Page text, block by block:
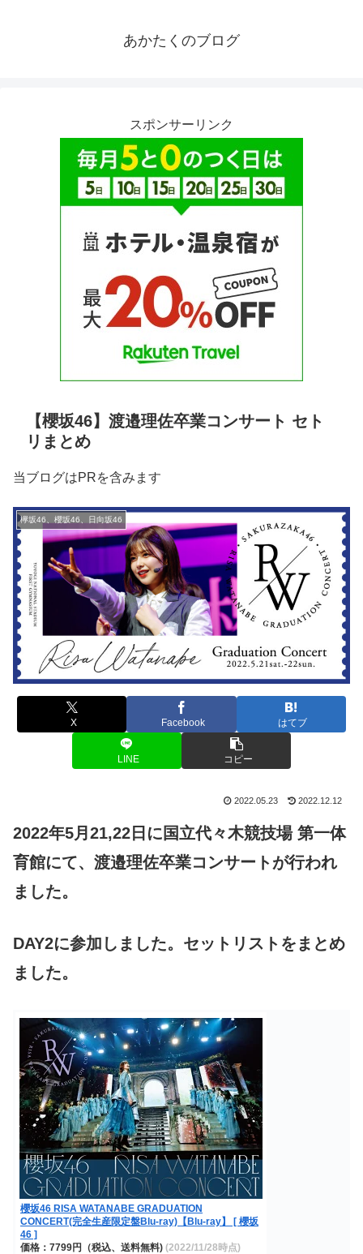
あかたくのブログ
スポンサーリンク
【櫻坂46】渡邉理佐卒業コンサート セト
リまとめ
当ブログはPRを含みます
欅坂46、櫻坂46、日向坂46
X Facebook はてブ
LINE コピー
2022.05.23 2022.12.12
2022年5月21,22日に国立代々木競技場 第一体
育館にて、渡邉理佐卒業コンサートが行われ
ました。
DAY2に参加しました。セットリストをまとめ
ました。
櫻坂46 RISA WATANABE GRADUATION
CONCERT(完全生産限定盤Blu-ray)【Blu-ray】 [ 櫻坂
46 ]
価格：7799円（税込、送料無料) (2022/11/28時点)